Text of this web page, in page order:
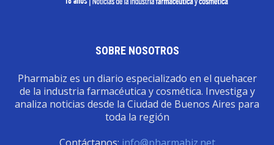
SOBRE NOSOTROS
Pharmabiz es un diario especializado en el quehacer
de la industria farmacéutica y cosmética. Investiga y
analiza noticias desde la Ciudad de Buenos Aires para
toda la región